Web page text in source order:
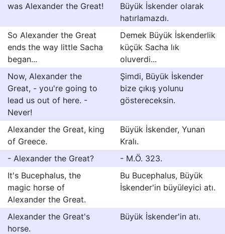
was Alexander the Great!
Büyük İskender olarak
hatırlamazdı.
So Alexander the Great
ends the way little Sacha
began...
Demek Büyük İskenderlik
küçük Sacha lık
oluverdi...
Now, Alexander the
Great, - you're going to
lead us out of here. -
Never!
Şimdi, Büyük İskender
bize çıkış yolunu
göstereceksin.
Alexander the Great, king
of Greece.
Büyük İskender, Yunan
Kralı.
- Alexander the Great?
- M.Ö. 323.
It's Bucephalus, the
magic horse of
Alexander the Great.
Bu Bucephalus, Büyük
İskender'in büyüleyici atı.
Alexander the Great's
horse.
Büyük İskender'in atı.